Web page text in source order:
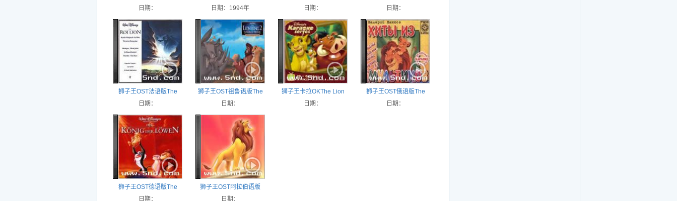
The Lion King (Italian)
日期：
日期：1994年
Lion King (Japanese)
日期：
版The Lion King Hans
Zimmer Expanded Score
日期：
狮子王OST法语版The
Lion King (French)
日期：
狮子王OST祖鲁语版The
Lion King (Zulu)
日期：
狮子王卡拉OKThe Lion
King (Karaoke)
日期：
狮子王OST俄语版The
Lion King (Russian)
日期：
狮子王OST德语版The
Lion King (German)
日期：
狮子王OST阿拉伯语版
The Lion King (Arabic)
日期：